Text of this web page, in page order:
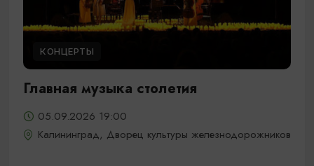
КОНЦЕРТЫ
Главная музыка столетия
05.09.2026 19:00
Калининград, Дворец культуры железнодорожников